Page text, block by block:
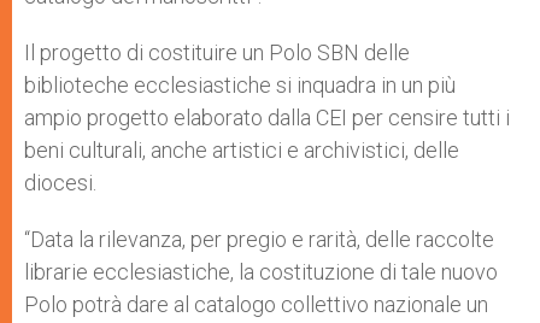
Il progetto di costituire un Polo SBN delle
biblioteche ecclesiastiche si inquadra in un più
ampio progetto elaborato dalla CEI per censire tutti i
beni culturali, anche artistici e archivistici, delle
diocesi.
“Data la rilevanza, per pregio e rarità, delle raccolte
librarie ecclesiastiche, la costituzione di tale nuovo
Polo potrà dare al catalogo collettivo nazionale un